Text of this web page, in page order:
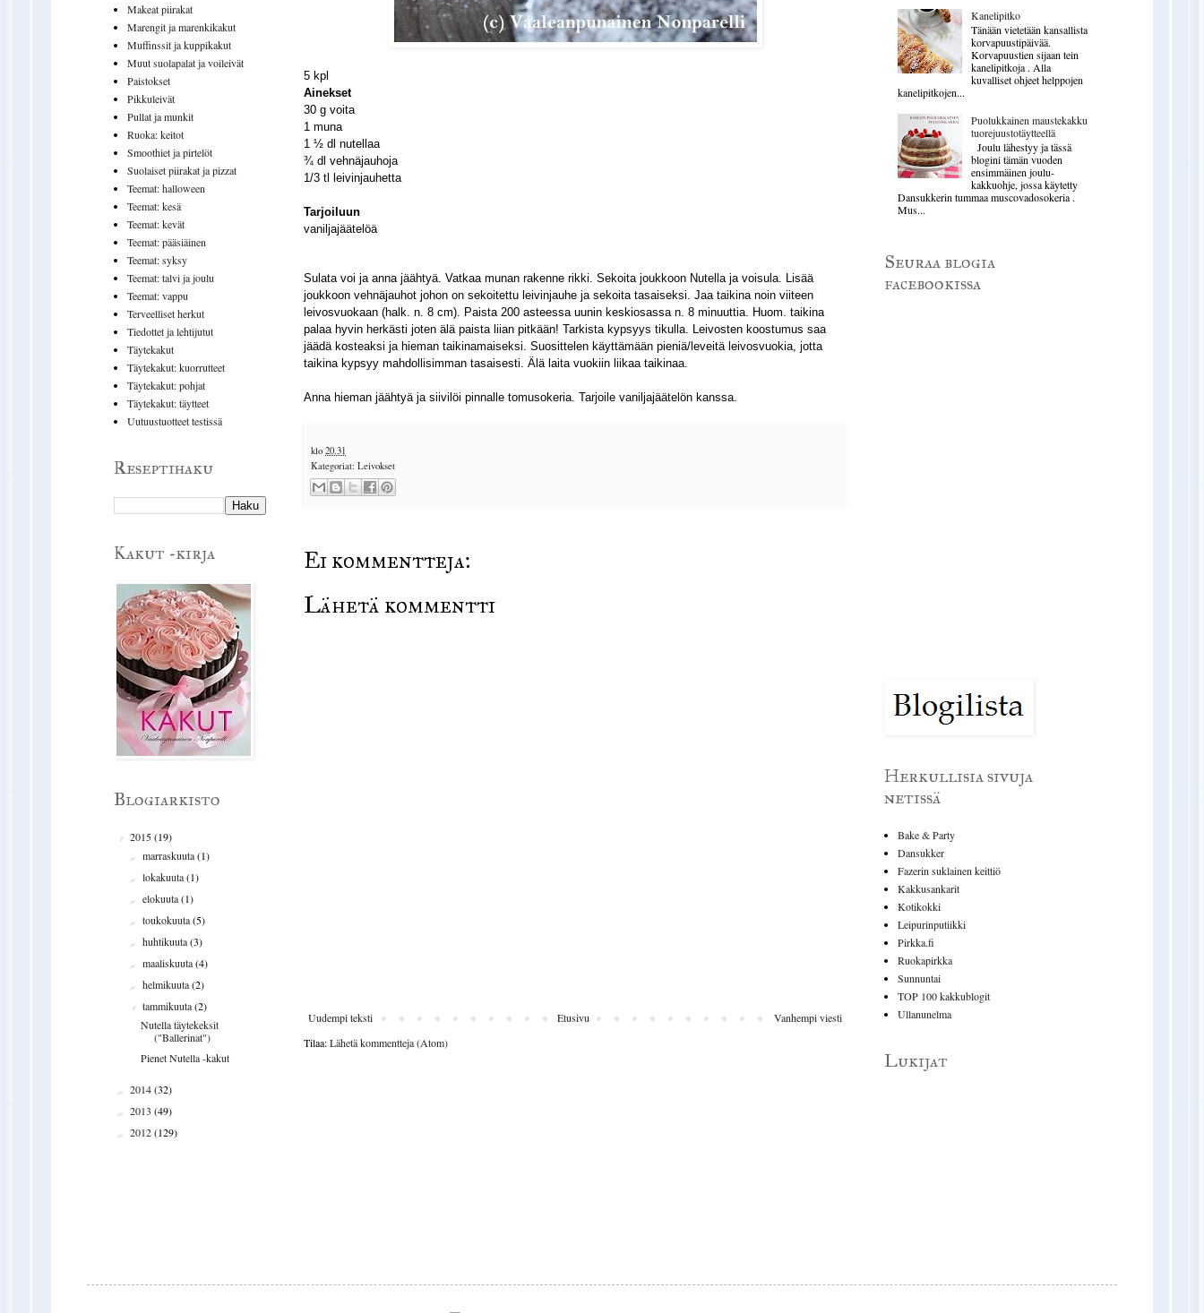
5 kpl
Ainekset
30 g voita
1 muna
1 ½ dl nutellaa
¾ dl vehnäjauhoja
1/3 tl leivinjauhetta
Tarjoiluun
vaniljajäätelöä
Sulata voi ja anna jäähtyä. Vatkaa munan rakenne rikki. Sekoita joukkoon Nutella ja voisula. Lisää
joukkoon vehnäjauhot johon on sekoitettu leivinjauhe ja sekoita tasaiseksi. Jaa taikina noin viiteen
leivosvuokaan (halk. n. 8 cm). Paista 200 asteessa uunin keskiosassa n. 8 minuuttia. Huom. taikina
palaa hyvin herkästi joten älä paista liian pitkään! Tarkista kypsyys tikulla. Leivosten koostumus saa
jäädä kosteaksi ja hieman taikinamaiseksi. Suosittelen käyttämään pieniä/leveitä leivosvuokia, jotta
taikina kypsyy mahdollisimman tasaisesti. Älä laita vuokiin liikaa taikinaa.
Anna hieman jäähtyä ja siivilöi pinnalle tomusokeria. Tarjoile vaniljajäätelön kanssa.
klo 20.31
Kategoriat: Leivokset
Ei kommentteja:
Lähetä kommentti
Uudempi teksti Vanhempi viesti
Etusivu
Tilaa:Lähetä kommentteja (Atom)
Makeat piirakat
Marengit ja marenkikakut
Muffinssit ja kuppikakut
Muut suolapalat ja voileivät
Paistokset
Pikkuleivät
Pullat ja munkit
Ruoka: keitot
Smoothiet ja pirtelöt
Suolaiset piirakat ja pizzat
Teemat: halloween
Teemat: kesä
Teemat: kevät
Teemat: pääsiäinen
Teemat: syksy
Teemat: talvi ja joulu
Teemat: vappu
Terveelliset herkut
Tiedottet ja lehtijutut
Täytekakut
Täytekakut: kuorrutteet
Täytekakut: pohjat
Täytekakut: täytteet
Uutuustuotteet testissä
Reseptihaku
Kakut -kirja
Blogiarkisto
▼ 2015(19)
►marraskuuta(1)
►lokakuuta(1)
►elokuuta(1)
►toukokuuta(5)
►huhtikuuta(3)
►maaliskuuta(4)
►helmikuuta(2)
▼tammikuuta(2)
Nutella täytekeksit
("Ballerinat")
Pienet Nutella -kakut
► 2014(32)
► 2013 (49)
► 2012(129)
Kanelipitko
Tänään vietetään kansallista
korvapuustipäivää.
Korvapuustien sijaan tein
kanelipitkoja . Alla
kuvalliset ohjeet helppojen
kanelipitkojen...
Puolukkainen maustekakku
tuorejuustotäytteellä
Joulu lähestyy ja tässä
blogini tämän vuoden
ensimmäinen joulu-
kakkuohje, jossa käytetty
Dansukkerin tummaa muscovadosokeria .
Mus...
Seuraa blogia
facebookissa
Herkullisia sivuja
netissä
Bake & Party
Dansukker
Fazerin suklainen keittiö
Kakkusankarit
Kotikokki
Leipurinputiikki
Pirkka.fi
Ruokapirkka
Sunnuntai
TOP 100 kakkublogit
Ullanunelma
Lukijat